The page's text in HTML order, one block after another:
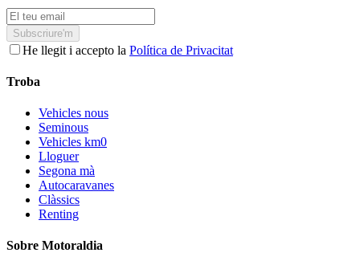
Subscriure'm
He llegit i accepto la Política de Privacitat
Troba
Vehicles nous
Seminous
Vehicles km0
Lloguer
Segona mà
Autocaravanes
Clàssics
Renting
Sobre Motoraldia